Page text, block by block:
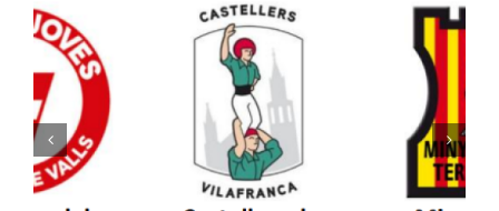
Els Castellers de Vilafranca unieixen tradició i
patrimoni en un viatge de colla a la Vall
d’Aran i a la Vall de Boí